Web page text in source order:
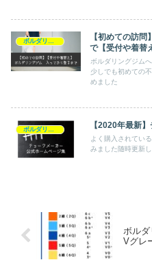
【初めての訪
で【受付や着替
ボルダリングジム
少しでも初めての
めました
【2020年最新
よく購入されてい
みました随時更新
ボル
Vグレ